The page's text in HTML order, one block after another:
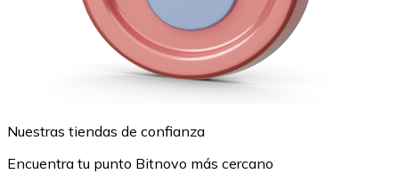
Nuestras tiendas de confianza
Encuentra tu punto Bitnovo más cercano